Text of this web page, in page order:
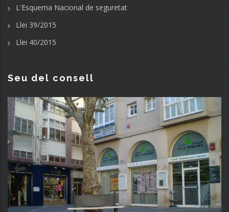
L'Esquema Nacional de seguretat
Llei 39/2015
Llei 40/2015
Seu del consell